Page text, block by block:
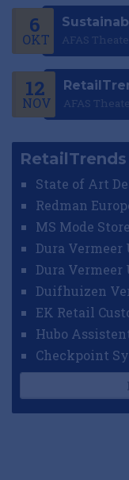
6
OKT AFAS
12
NOV AFAS
State of Art
Redman
MS Mode
Dura
Dura
Duifhuizen
EK Retail
Hubo